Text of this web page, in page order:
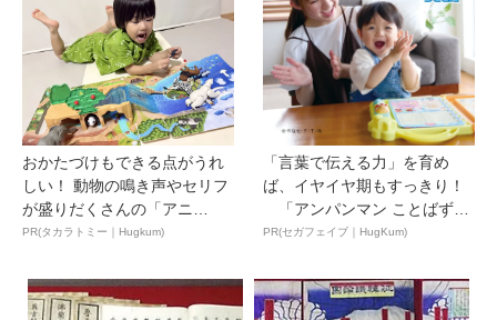
おかたづけもできる点がうれ
しい！ 動物の鳴き声やセリフ
が盛りだくさんの「アニ
ア ...
PR(タカラトミー｜Hugkum)
「言葉で伝える力」を育め
ば、イヤイヤ期もすっきり！
「アンパンマン ことばずか
ん...
PR(セガフェイブ｜HugKum)